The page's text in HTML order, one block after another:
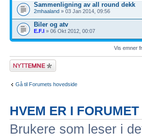
Sammenligning av all round dekk
2mhaaland » 03 Jan 2014, 09:56
Biler og atv
E.F.I » 06 Okt 2012, 00:07
Vis emner
Legg inn et nytt
emne
Gå til Forumets hovedside
HVEM ER I FORUMET
Brukere som leser i